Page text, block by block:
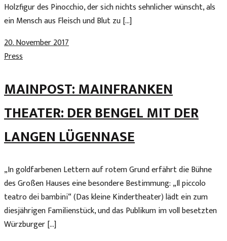
Holzfigur des Pinocchio, der sich nichts sehnlicher wünscht, als
ein Mensch aus Fleisch und Blut zu […]
20. November 2017
Press
MAINPOST: MAINFRANKEN
THEATER: DER BENGEL MIT DER
LANGEN LÜGENNASE
„In goldfarbenen Lettern auf rotem Grund erfährt die Bühne
des Großen Hauses eine besondere Bestimmung: „Il piccolo
teatro dei bambini“ (Das kleine Kindertheater) lädt ein zum
diesjährigen Familienstück, und das Publikum im voll besetzten
Würzburger […]